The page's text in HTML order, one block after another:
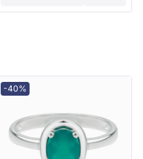
-40%